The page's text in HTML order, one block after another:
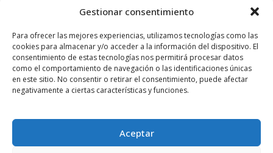
Gestionar consentimiento
Para ofrecer las mejores experiencias, utilizamos tecnologías como las
cookies para almacenar y/o acceder a la información del dispositivo. El
consentimiento de estas tecnologías nos permitirá procesar datos
como el comportamiento de navegación o las identificaciones únicas
en este sitio. No consentir o retirar el consentimiento, puede afectar
negativamente a ciertas características y funciones.
Aceptar